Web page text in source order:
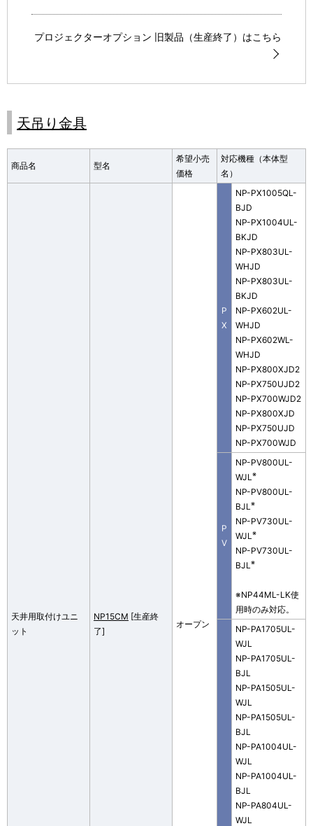
プロジェクターオプション 旧製品（生産終了）はこちら
天吊り金具
商品名 型名
希望小売
価格
対応機種（本体型
名）
天井用取付けユニ
ット
NP15CM [生産終
了]
オープン
P
X
NP-PX1005QL-
BJD
NP-PX1004UL-
BKJD
NP-PX803UL-
WHJD
NP-PX803UL-
BKJD
NP-PX602UL-
WHJD
NP-PX602WL-
WHJD
NP-PX800XJD2
NP-PX750UJD2
NP-PX700WJD2
NP-PX800XJD
NP-PX750UJD
NP-PX700WJD
P
V
NP-PV800UL-
WJL※
NP-PV800UL-
BJL※
NP-PV730UL-
WJL※
NP-PV730UL-
BJL※
※NP44ML-LK使
用時のみ対応。
NP-PA1705UL-
WJL
NP-PA1705UL-
BJL
NP-PA1505UL-
WJL
NP-PA1505UL-
BJL
NP-PA1004UL-
WJL
NP-PA1004UL-
BJL
NP-PA804UL-
WJL